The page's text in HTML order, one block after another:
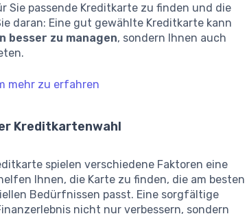
Sie passende Kreditkarte zu finden und die
daran: Eine gut gewählte Kreditkarte kann
besser zu managen, sondern Ihnen auch
mehr zu erfahren
Kreditkartenwahl
spielen verschiedene Faktoren eine
Ihnen, die Karte zu finden, die am besten
Bedürfnissen passt. Eine sorgfältige
nicht nur verbessern, sondern